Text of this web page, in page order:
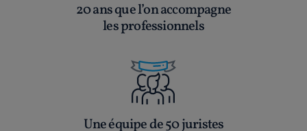
20 ans que l’on accompagne
les professionnels
Une équipe de 50 juristes